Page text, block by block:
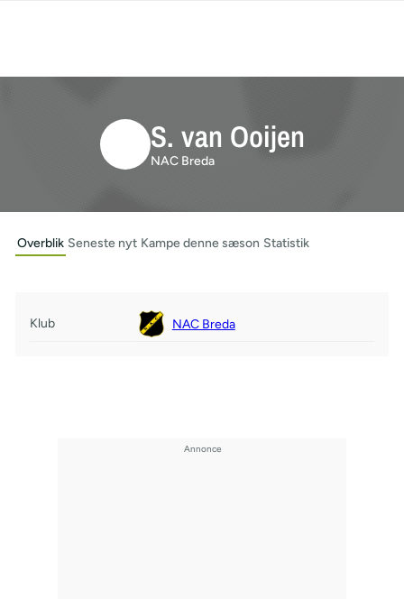
S. van Ooijen
NAC Breda
Overblik Seneste nyt Kampe denne sæson Statistik
Klub NAC Breda